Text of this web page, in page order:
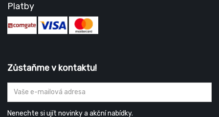
Platby
Zůstaňme v kontaktu!
Nenechte si ujít novinky a akční nabídky.